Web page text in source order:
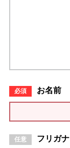
お名前
フリガナ